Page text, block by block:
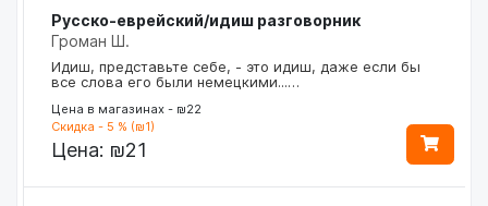
Русско-еврейский/идиш разговорник
Громан Ш.
Идиш, представьте себе, - это идиш, даже если бы
все слова его были немецкими...…
Цена в магазинах - ₪22
Скидка - 5 % (₪1)
Цена: ₪21